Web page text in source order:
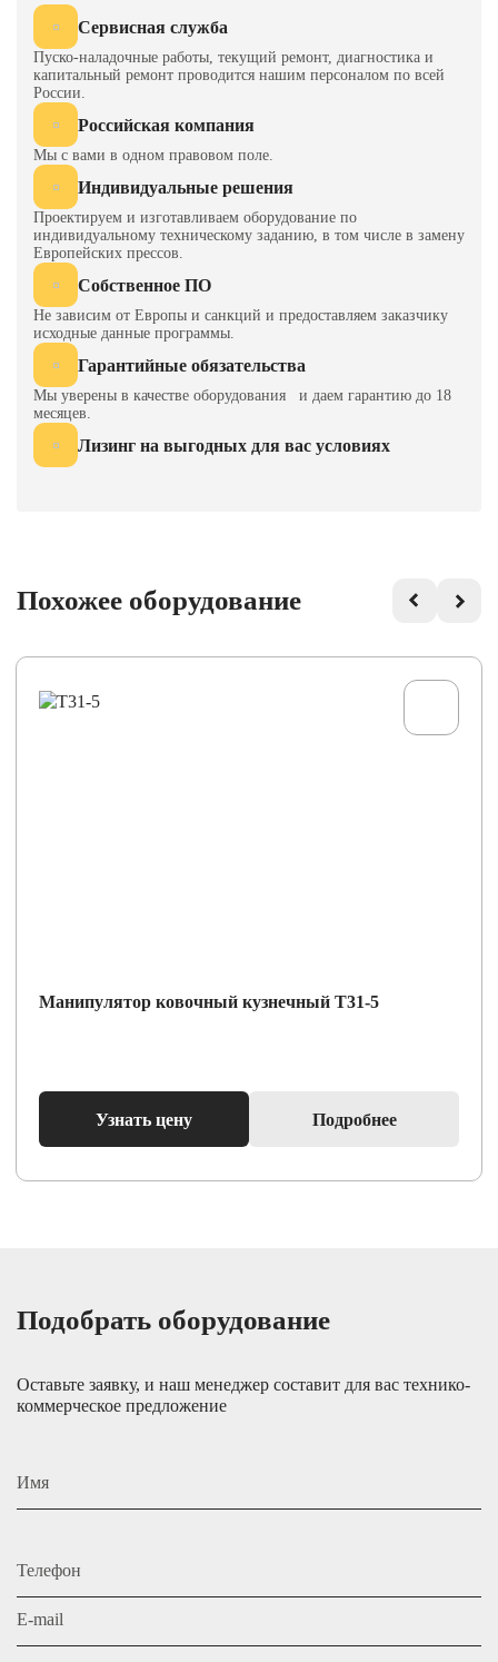
Угол поворота, град
Скорость передвижения
манипулятора, м/мин
Ширина колеи, мм
Давление в гидросистеме, МПа
Мощность электродвигателей,
кВт
130
Габариты (ДхШхВ), мм
Сервисная служба
Пуско-наладочные работы, текущий ремонт, диагностика и
капитальный ремонт проводится нашим персоналом по всей
России.
Российская компания
Мы с вами в одном правовом поле.
Индивидуальные решения
Проектируем и изготавливаем оборудование по
индивидуальному техническому заданию, в том числе в замену
Европейских прессов.
Собственное ПО
Не зависим от Европы и санкций и предоставляем заказчику
исходные данные программы.
Гарантийные обязательства
Мы уверены в качестве оборудования и даем гарантию до 18
месяцев.
Лизинг на выгодных для вас условиях
Похожее оборудование
Манипулятор ковочный кузнечный Т31-5
Узнать цену Подробнее
Подобрать оборудование
Оставьте заявку, и наш менеджер составит для вас технико-
коммерческое предложение
Имя
Телефон
E-mail